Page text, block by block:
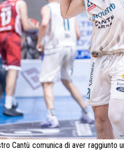
Cantù comunica di aver